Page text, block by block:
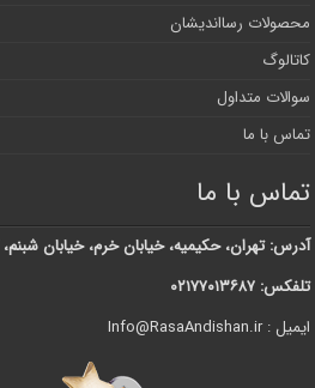
محصولات رسااندیشان
کاتالوگ
سوالات متداول
تماس با ما
تماس با ما
آدرس: تهران، حکیمیه، خیابان خرم، خیابان شبنم، کوچه پگاه ۶،
تلفکس: ۰۲۱۷۷۰۱۳۶۸۷
ایمیل : Info@RasaAndishan.ir